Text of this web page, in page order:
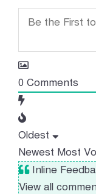
0 Comments
Oldest
Newest Most
Inline
View all